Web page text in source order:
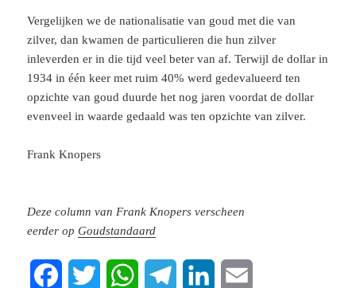
Vergelijken we de nationalisatie van goud met die van
zilver, dan kwamen de particulieren die hun zilver
inleverden er in die tijd veel beter van af. Terwijl de dollar in
1934 in één keer met ruim 40% werd gedevalueerd ten
opzichte van goud duurde het nog jaren voordat de dollar
evenveel in waarde gedaald was ten opzichte van zilver.
Frank Knopers
Deze column van Frank Knopers verscheen
eerder opGoudstandaard
W